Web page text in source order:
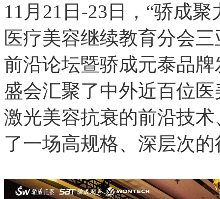
11月21日-23日，“骄成
医疗美容继续教育分会
前沿论坛暨骄成元泰品
盛会汇聚了中外近百位
激光美容抗衰的前沿技
了一场高规格、深层次